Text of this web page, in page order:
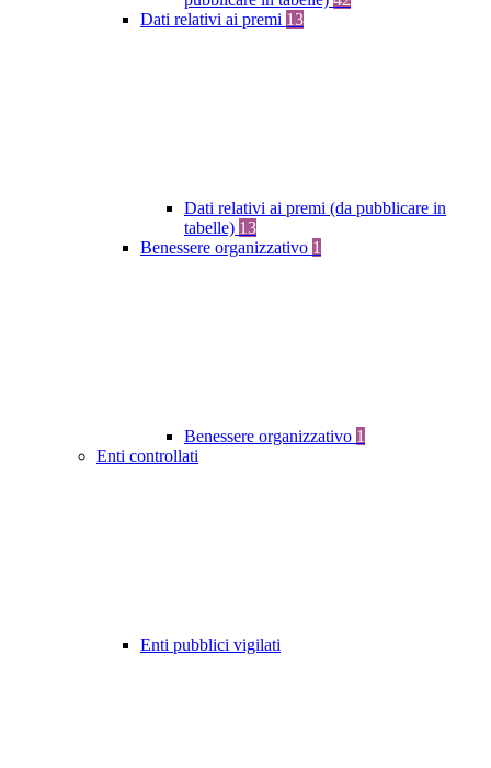
Dati relativi ai premi 13
Dati relativi ai premi (da pubblicare in
tabelle) 13
Benessere organizzativo 1
Benessere organizzativo 1
Enti controllati
Enti pubblici vigilati